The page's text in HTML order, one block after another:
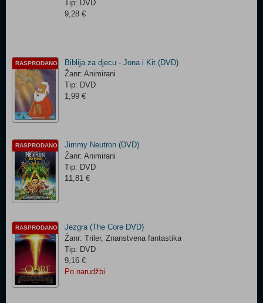
Tip: DVD
9,28 €
RASPRODANO
Biblija za djecu - Jona i Kit (DVD)
Žanr: Animirani
Tip: DVD
1,99 €
RASPRODANO
Jimmy Neutron (DVD)
Žanr: Animirani
Tip: DVD
11,81 €
RASPRODANO
Jezgra (The Core DVD)
Žanr: Triler, Znanstvena fantastika
Tip: DVD
9,16 €
Po narudžbi